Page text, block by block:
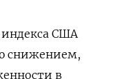
США
снижением,
в